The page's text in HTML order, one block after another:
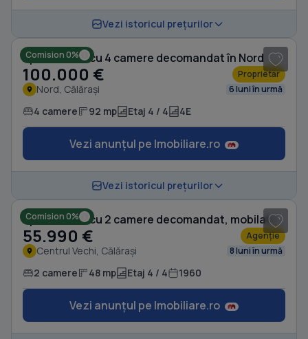
Vezi istoricul prețurilor
Comision 0%
Apartament cu 4 camere decomandat în Nord
100.000 € Proprietar
Nord, Călărași 6 luni în urmă
4 camere 92 mp Etaj 4 / 4 4E
Vezi anunțul pe Imobiliare.ro
Vezi istoricul prețurilor
Comision 0% Apartament cu 2 camere decomandat, mobilat în Centrul Vechi
55.990 € Agenție
Centrul Vechi, Călărași 8 luni în urmă
2 camere 48 mp Etaj 4 / 4 1960
Vezi anunțul pe Imobiliare.ro